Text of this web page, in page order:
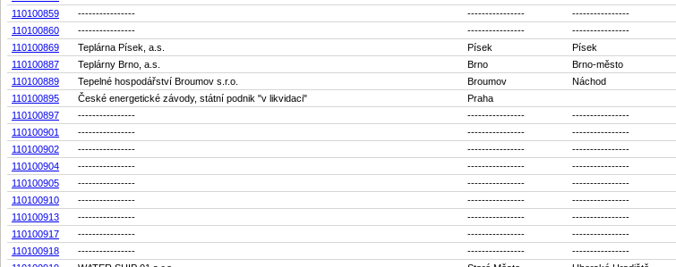
110100859
---------------- ---------------- ----------------
110100860
---------------- ---------------- ----------------
110100869
Teplárna Písek, a.s. Písek Písek
110100887
Teplárny Brno, a.s. Brno Brno-město
110100889
Tepelné hospodářství Broumov s.r.o. Broumov Náchod
110100895
České energetické závody, státní podnik "v likvidaci" Praha
110100897
---------------- ---------------- ----------------
110100901
---------------- ---------------- ----------------
110100902
---------------- ---------------- ----------------
110100904
---------------- ---------------- ----------------
110100905
---------------- ---------------- ----------------
110100910
---------------- ---------------- ----------------
110100913
---------------- ---------------- ----------------
110100917
---------------- ---------------- ----------------
110100918
---------------- ---------------- ----------------